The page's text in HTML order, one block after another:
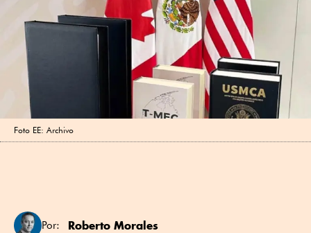
Foto EE: Archivo
Por: Roberto Morales